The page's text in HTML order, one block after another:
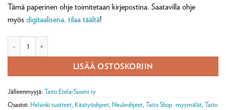
Tämä paperinen ohje toimitetaan kirjepostina. Saatavilla ohje
myös digitaalisena, tilaa täältä!
LISÄÄ OSTOSKORIIN
Jälleenmyyjä: Taito Etela-Suomi ry
Osastot: Helsinki tuotteet, Käsityöohjeet, Neuleohjeet, Taito Shop -myymälät, Taito